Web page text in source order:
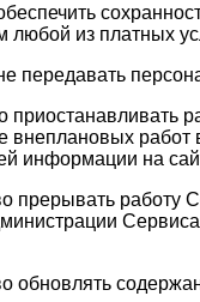
любой из платных
передавать
информации на
прерывать работу
обновлять